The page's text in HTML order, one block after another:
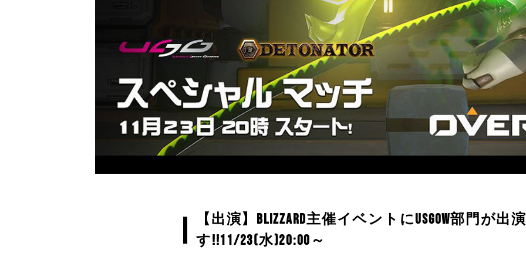
【出演】BLIZZARD主催イベントにUSGOW部門が出
す!!11/23(水)20:00～